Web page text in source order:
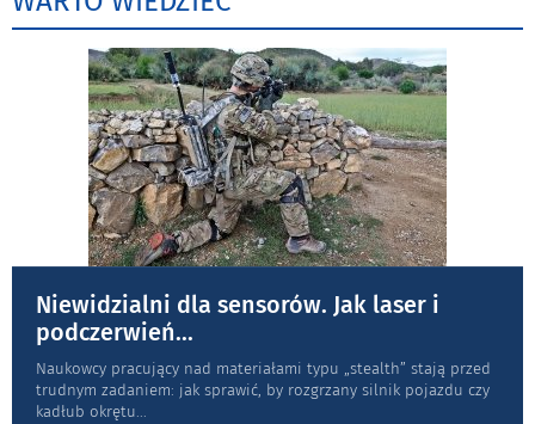
Niewidzialni dla sensorów. Jak laser i
podczerwień...
Naukowcy pracujący nad materiałami typu „stea­lth” stają przed
trudnym zadaniem: jak sprawić, by rozgrzany silnik pojazdu czy
kadłub okrętu